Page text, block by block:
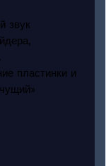
звук
пластинки и